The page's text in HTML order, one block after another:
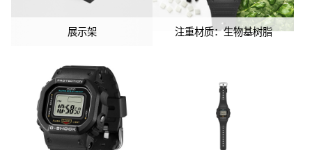
展示架 注重材质：生物基树脂